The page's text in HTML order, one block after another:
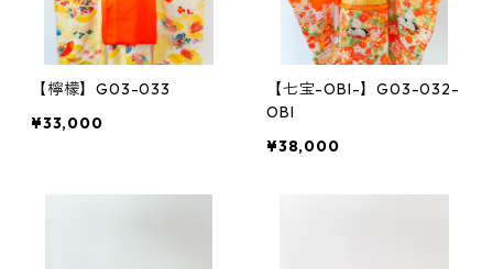
【檸檬】G03-033
¥33,000
【七宝-OBI-】G03-032-
OBI
¥38,000